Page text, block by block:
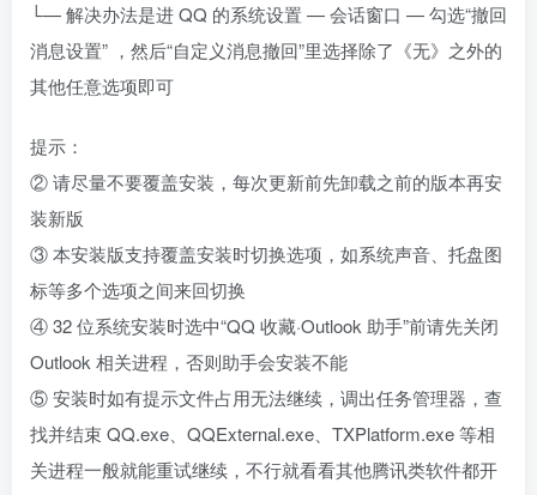
└— 解决办法是进 QQ 的系统设置 — 会话窗口 — 勾选“撤回
消息设置” ，然后“自定义消息撤回”里选择除了《无》之外的
其他任意选项即可
提示：
② 请尽量不要覆盖安装，每次更新前先卸载之前的版本再安
装新版
③ 本安装版支持覆盖安装时切换选项，如系统声音、托盘图
标等多个选项之间来回切换
④ 32 位系统安装时选中“QQ 收藏·Outlook 助手”前请先关闭
Outlook 相关进程，否则助手会安装不能
⑤ 安装时如有提示文件占用无法继续，调出任务管理器，查
找并结束 QQ.exe、QQExternal.exe、TXPlatform.exe 等相
关进程一般就能重试继续，不行就看看其他腾讯类软件都开